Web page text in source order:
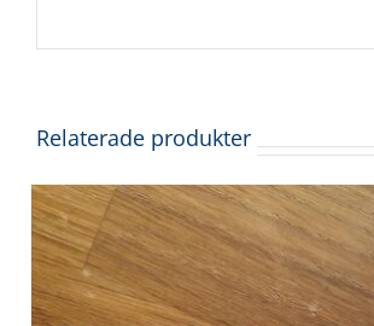
Relaterade produkter